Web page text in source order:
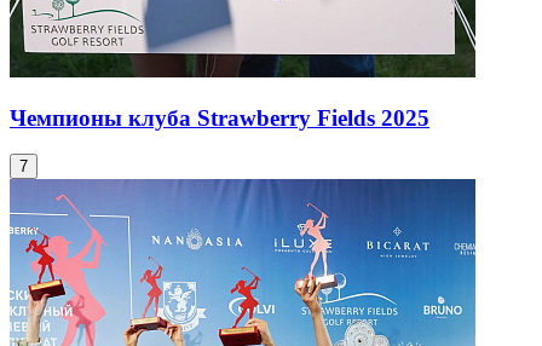
Чемпионы клуба Strawberry Fields 2025
7